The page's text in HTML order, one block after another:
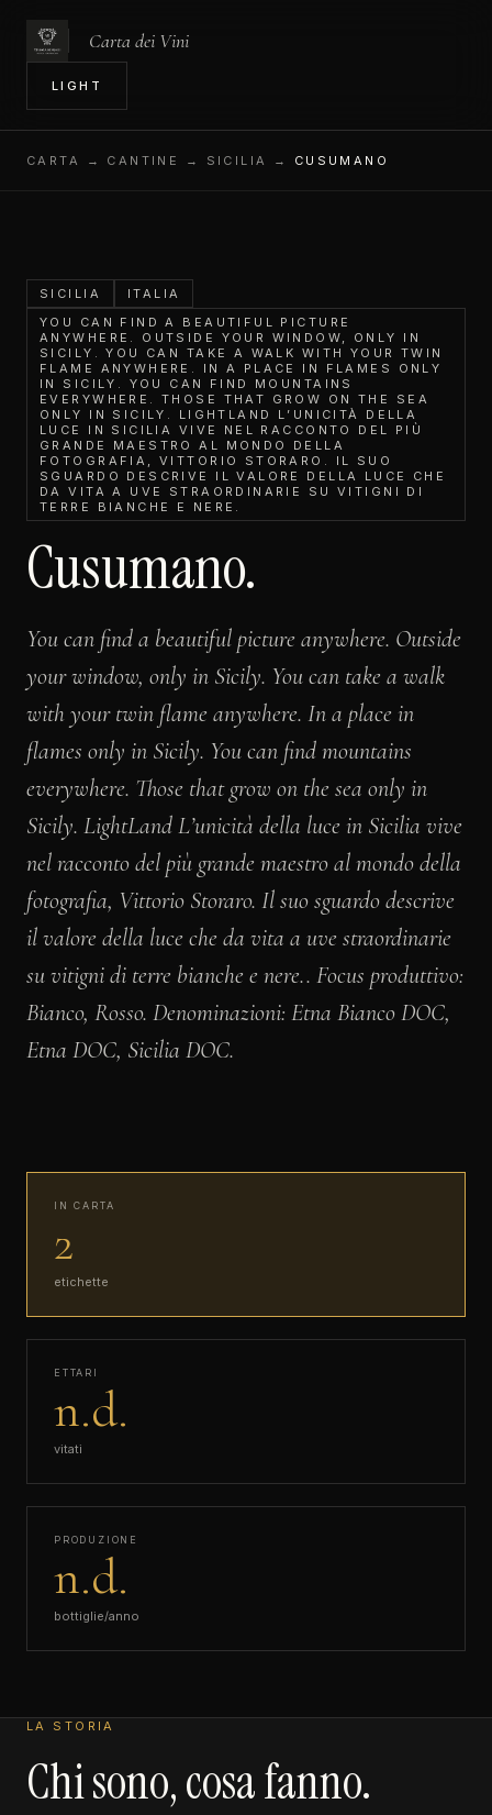
Carta dei Vini
LIGHT
CARTA → CANTINE → SICILIA → CUSUMANO
SICILIA
ITALIA
YOU CAN FIND A BEAUTIFUL PICTURE
ANYWHERE. OUTSIDE YOUR WINDOW, ONLY IN
SICILY. YOU CAN TAKE A WALK WITH YOUR TWIN
FLAME ANYWHERE. IN A PLACE IN FLAMES ONLY
IN SICILY. YOU CAN FIND MOUNTAINS
EVERYWHERE. THOSE THAT GROW ON THE SEA
ONLY IN SICILY. LIGHTLAND L’UNICITÀ DELLA
LUCE IN SICILIA VIVE NEL RACCONTO DEL PIÙ
GRANDE MAESTRO AL MONDO DELLA
FOTOGRAFIA, VITTORIO STORARO. IL SUO
SGUARDO DESCRIVE IL VALORE DELLA LUCE CHE
DA VITA A UVE STRAORDINARIE SU VITIGNI DI
TERRE BIANCHE E NERE.
Cusumano.
You can find a beautiful picture anywhere. Outside
your window, only in Sicily. You can take a walk
with your twin flame anywhere. In a place in
flames only in Sicily. You can find mountains
everywhere. Those that grow on the sea only in
Sicily. LightLand L’unicità della luce in Sicilia vive
nel racconto del più grande maestro al mondo della
fotografia, Vittorio Storaro. Il suo sguardo descrive
il valore della luce che da vita a uve straordinarie
su vitigni di terre bianche e nere.. Focus produttivo:
Bianco, Rosso. Denominazioni: Etna Bianco DOC,
Etna DOC, Sicilia DOC.
IN CARTA
2
etichette
ETTARI
n.d.
vitati
PRODUZIONE
n.d.
bottiglie/anno
LA STORIA
Chi sono, cosa fanno.